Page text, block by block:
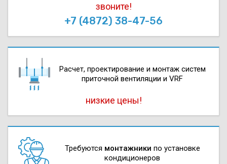
звоните!
+7 (4872) 38-47-56
Расчет, проектирова­ние и монтаж систем
приточной вентиляции и VRF
низкие цены!
Требуются монтажники по установке
кондиционеров